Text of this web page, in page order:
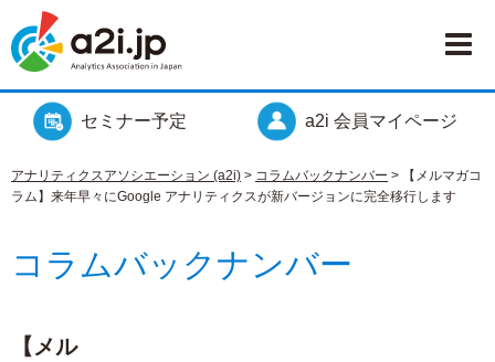
セミナー予定 a2i 会員マイページ
アナリティクスアソシエーション (a2i) > コラムバックナンバー >
【メルマガコ
ラム】来年早々にGoogle アナリティクスが新バージョンに完全移行します
コラムバックナンバー
【メル